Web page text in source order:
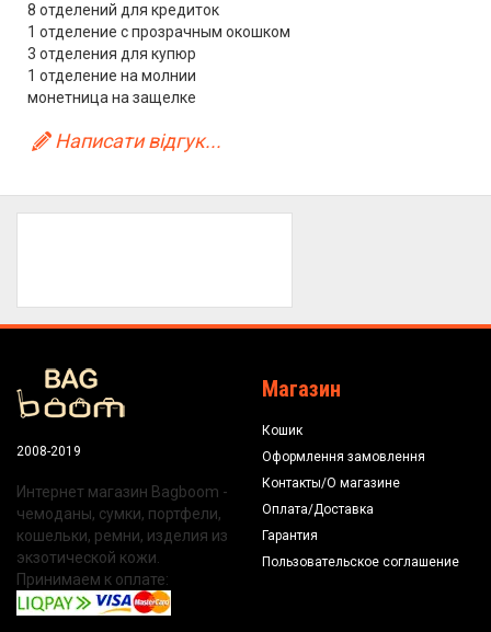
8 отделений для кредиток
1 отделение с прозрачным окошком
3 отделения для купюр
1 отделение на молнии
монетница на защелке
Написати відгук...
2008-2019
Интернет магазин Bagboom -
чемоданы, сумки, портфели,
кошельки, ремни, изделия из
экзотической кожи.
Принимаем к оплате:
Магазин
Кошик
Оформлення замовлення
Контакты/О магазине
Оплата/Доставка
Гарантия
Пользовательское соглашение